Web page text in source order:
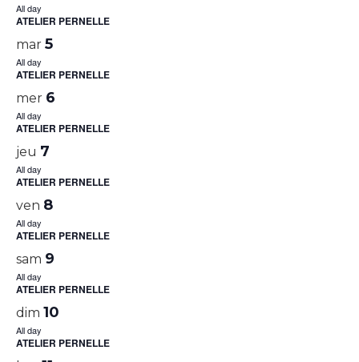
All day
ATELIER PERNELLE
mar 5
All day
ATELIER PERNELLE
mer 6
All day
ATELIER PERNELLE
jeu 7
All day
ATELIER PERNELLE
ven 8
All day
ATELIER PERNELLE
sam 9
All day
ATELIER PERNELLE
dim 10
All day
ATELIER PERNELLE